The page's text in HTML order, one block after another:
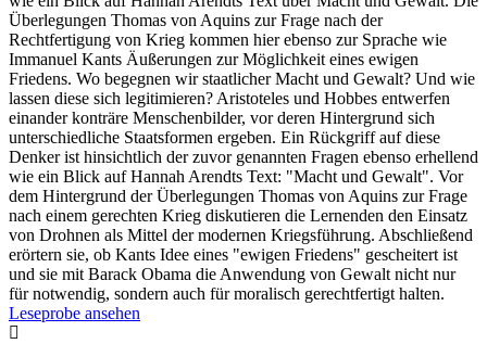
Überlegungen Thomas von Aquins zur Frage nach der
Rechtfertigung von Krieg kommen hier ebenso zur Sprache wie
Immanuel Kants Äußerungen zur Möglichkeit eines ewigen
Friedens. Wo begegnen wir staatlicher Macht und Gewalt? Und wie
lassen diese sich legitimieren? Aristoteles und Hobbes entwerfen
einander konträre Menschenbilder, vor deren Hintergrund sich
unterschiedliche Staatsformen ergeben. Ein Rückgriff auf diese
Denker ist hinsichtlich der zuvor genannten Fragen ebenso erhellend
wie ein Blick auf Hannah Arendts Text: "Macht und Gewalt". Vor
dem Hintergrund der Überlegungen Thomas von Aquins zur Frage
nach einem gerechten Krieg diskutieren die Lernenden den Einsatz
von Drohnen als Mittel der modernen Kriegsführung. Abschließend
erörtern sie, ob Kants Idee eines "ewigen Friedens" gescheitert ist
und sie mit Barack Obama die Anwendung von Gewalt nicht nur
für notwendig, sondern auch für moralisch gerechtfertigt halten.
Leseprobe ansehen
